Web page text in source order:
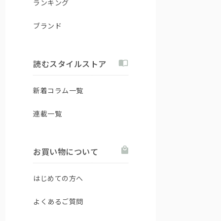
ランキング
ブランド
読むスタイルストア
新着コラム一覧
連載一覧
お買い物について
はじめての方へ
よくあるご質問